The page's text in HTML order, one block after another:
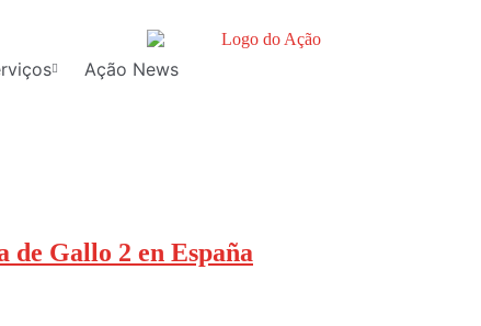
Ação News
de Gallo 2 en España